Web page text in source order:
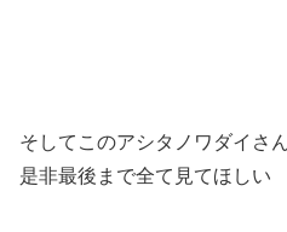
そしてこのアシタノワダイさ
是非最後まで全て見てほしい